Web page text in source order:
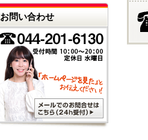
お問い合わせ